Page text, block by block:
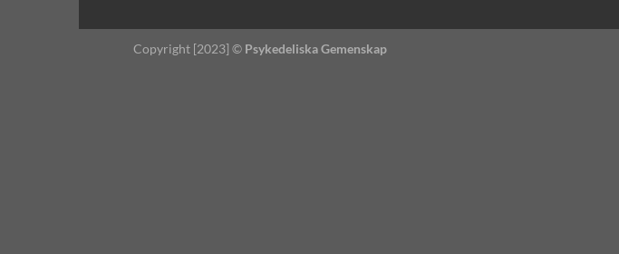
Copyright [2023] © Psykedeliska Gemenskap